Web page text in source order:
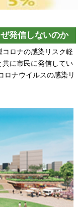
発信しないのか
ロナの感染リスク軽
に市民に発信してい
ロナウイルスの感染リ